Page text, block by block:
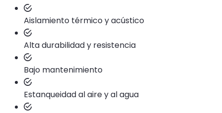
Aislamiento térmico y acústico
Alta durabilidad y resistencia
Bajo mantenimiento
Estanqueidad al aire y al agua